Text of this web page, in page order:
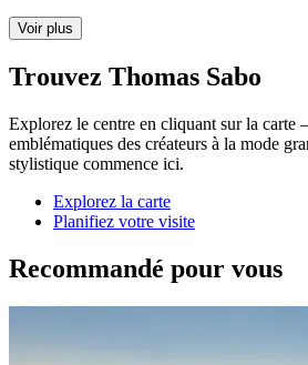
Voir plus
Trouvez Thomas Sabo
Explorez le centre en cliquant sur la carte
emblématiques des créateurs à la mode
stylistique commence ici.
Explorez la carte
Planifiez votre visite
Recommandé pour vous